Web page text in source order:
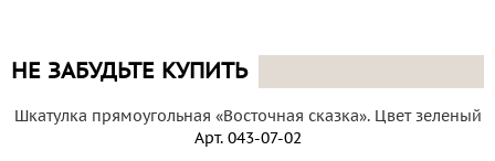
НЕ ЗАБУДЬТЕ КУПИТЬ
Шкатулка прямоугольная «Восточная сказка». Цвет зеленый
Арт.043-07-02